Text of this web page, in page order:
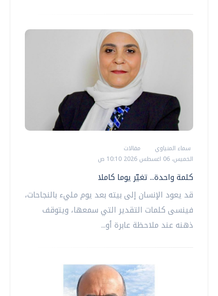
سماء المنياوي
مقالات
الخميس، 06 اغسطس 2026 10:10 ص
كلمة واحدة... تغيّر يوما كاملا
قد يعود الإنسان إلى بيته بعد يوم مليء بالنجاحات،
فينسى كلمات التقدير التي سمعها، ويتوقف
ذهنه عند ملاحظة عابرة أو...